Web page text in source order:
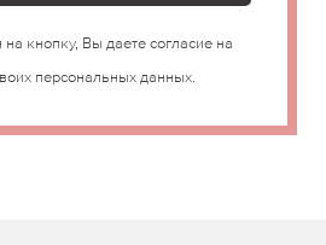
кнопку, Вы даете согласие на
персональных данных.